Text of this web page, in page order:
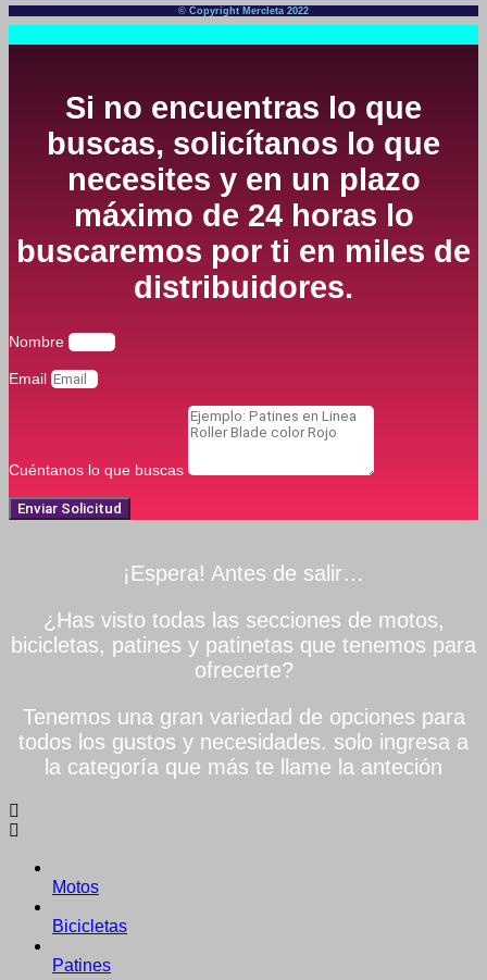
© Copyright Mercleta 2022
Si no encuentras lo que
buscas, solicítanos lo que
necesites y en un plazo
máximo de 24 horas lo
buscaremos por ti en miles de
distribuidores.
Nombre
Email
Cuéntanos lo que buscas
Enviar Solicitud
¡Espera! Antes de salir…
¿Has visto todas las secciones de motos,
bicicletas, patines y patinetas que tenemos para
ofrecerte?
Tenemos una gran variedad de opciones para
todos los gustos y necesidades. solo ingresa a
la categoría que más te llame la anteción
Motos
Bicicletas
Patines